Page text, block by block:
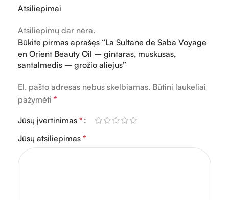
Atsiliepimai
Atsiliepimų dar nėra.
Būkite pirmas aprašęs “La Sultane de Saba Voyage
en Orient Beauty Oil – gintaras, muskusas,
santalmedis – grožio aliejus”
El. pašto adresas nebus skelbiamas. Būtini laukeliai
pažymėti *
Jūsų įvertinimas *
Jūsų atsiliepimas *